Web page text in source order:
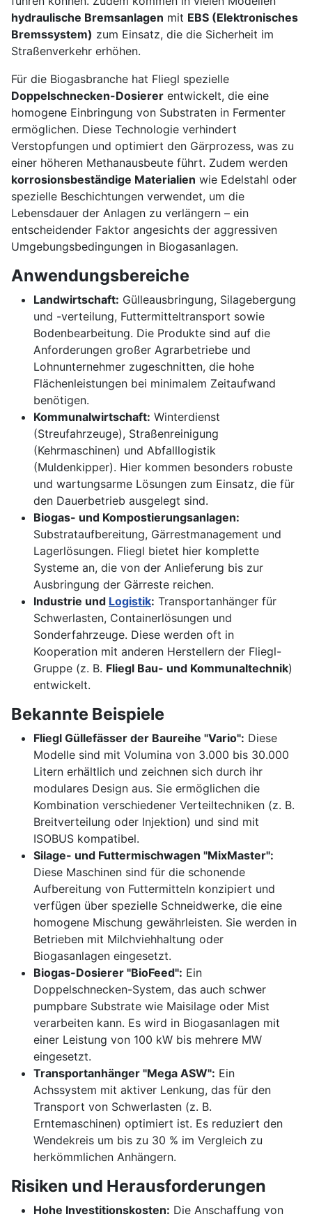
hydraulische Bremsanlagen mit EBS (Elektronisches
Bremssystem) zum Einsatz, die die Sicherheit im
Straßenverkehr erhöhen.
Für die Biogasbranche hat Fliegl spezielle
Doppelschnecken-Dosierer entwickelt, die eine
homogene Einbringung von Substraten in Fermenter
ermöglichen. Diese Technologie verhindert
Verstopfungen und optimiert den Gärprozess, was zu
einer höheren Methanausbeute führt. Zudem werden
korrosionsbeständige Materialien wie Edelstahl oder
spezielle Beschichtungen verwendet, um die
Lebensdauer der Anlagen zu verlängern – ein
entscheidender Faktor angesichts der aggressiven
Umgebungsbedingungen in Biogasanlagen.
Anwendungsbereiche
Landwirtschaft: Gülleausbringung, Silagebergung
und -verteilung, Futtermitteltransport sowie
Bodenbearbeitung. Die Produkte sind auf die
Anforderungen großer Agrarbetriebe und
Lohnunternehmer zugeschnitten, die hohe
Flächenleistungen bei minimalem Zeitaufwand
benötigen.
Kommunalwirtschaft: Winterdienst
(Streufahrzeuge), Straßenreinigung
(Kehrmaschinen) und Abfalllogistik
(Muldenkipper). Hier kommen besonders robuste
und wartungsarme Lösungen zum Einsatz, die für
den Dauerbetrieb ausgelegt sind.
Biogas- und Kompostierungsanlagen:
Substrataufbereitung, Gärrestmanagement und
Lagerlösungen. Fliegl bietet hier komplette
Systeme an, die von der Anlieferung bis zur
Ausbringung der Gärreste reichen.
Industrie und Logistik: Transportanhänger für
Schwerlasten, Containerlösungen und
Sonderfahrzeuge. Diese werden oft in
Kooperation mit anderen Herstellern der Fliegl-
Gruppe (z. B. Fliegl Bau- und Kommunaltechnik)
entwickelt.
Bekannte Beispiele
Fliegl Güllefässer der Baureihe "Vario": Diese
Modelle sind mit Volumina von 3.000 bis 30.000
Litern erhältlich und zeichnen sich durch ihr
modulares Design aus. Sie ermöglichen die
Kombination verschiedener Verteiltechniken (z. B.
Breitverteilung oder Injektion) und sind mit
ISOBUS kompatibel.
Silage- und Futtermischwagen "MixMaster":
Diese Maschinen sind für die schonende
Aufbereitung von Futtermitteln konzipiert und
verfügen über spezielle Schneidwerke, die eine
homogene Mischung gewährleisten. Sie werden in
Betrieben mit Milchviehhaltung oder
Biogasanlagen eingesetzt.
Biogas-Dosierer "BioFeed": Ein
Doppelschnecken-System, das auch schwer
pumpbare Substrate wie Maisilage oder Mist
verarbeiten kann. Es wird in Biogasanlagen mit
einer Leistung von 100 kW bis mehrere MW
eingesetzt.
Transportanhänger "Mega ASW": Ein
Achssystem mit aktiver Lenkung, das für den
Transport von Schwerlasten (z. B.
Erntemaschinen) optimiert ist. Es reduziert den
Wendekreis um bis zu 30 % im Vergleich zu
herkömmlichen Anhängern.
Risiken und Herausforderungen
Hohe Investitionskosten: Die Anschaffung von